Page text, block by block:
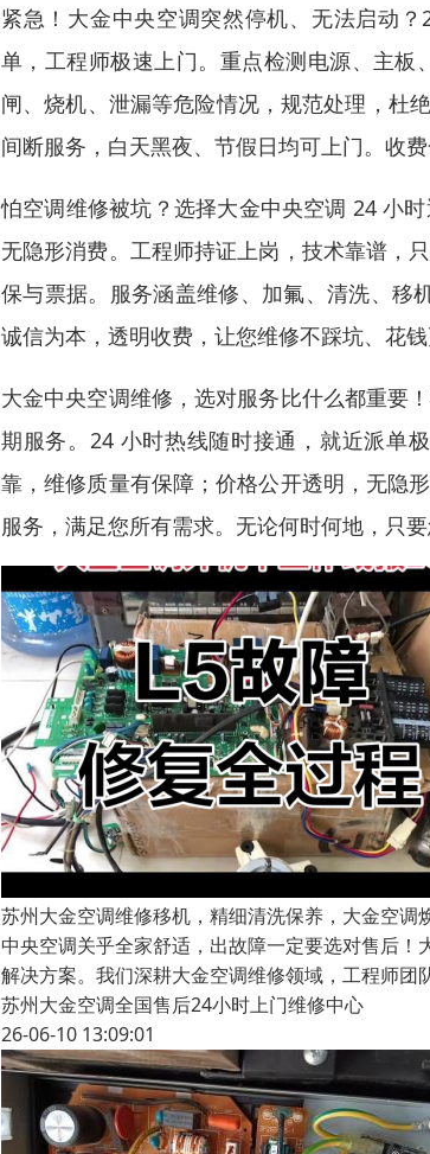
紧急！大金中央空调突然停机、无法启动
单，工程师极速上门。重点检测电源、主
闸、烧机、泄漏等危险情况，规范处理，杜
间断服务，白天黑夜、节假日均可上门。收
怕空调维修被坑？选择大金中央空调 24 小
无隐形消费。工程师持证上岗，技术靠谱，
保与票据。服务涵盖维修、加氟、清洗、移
诚信为本，透明收费，让您维修不踩坑、花钱
大金中央空调维修，选对服务比什么都重要
期服务。24 小时热线随时接通，就近派单
靠，维修质量有保障；价格公开透明，无隐
服务，满足您所有需求。无论何时何地，只
苏州大金空调维修移机，精细清洗保养，大金空调
中央空调关乎全家舒适，出故障一定要选对售后
解决方案。我们深耕大金空调维修领域，工程师
苏州大金空调全国售后24小时上门维修中心
26-06-10 13:09:01